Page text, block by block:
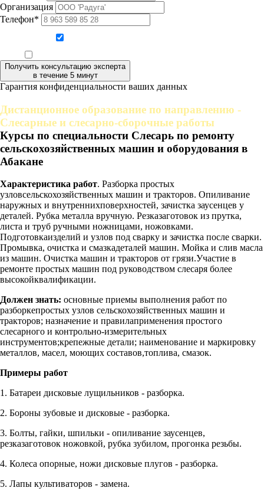
Организация
Телефон*
Получить консультацию эксперта
в течение 5 минут
Гарантия конфиденциальности ваших данных
Дистанционное образование по направлению -
Слесарные и слесарно-сборочные работы
Курсы по специальности Слесарь по ремонту
сельскохозяйственных машин и оборудования в
Абакане
Характеристика работ. Разборка простых
узловсельскохозяйственных машин и тракторов. Опиливание
наружных и внутреннихповерхностей, зачистка заусенцев у
деталей. Рубка металла вручную. Резказаготовок из прутка,
листа и труб ручными ножницами, ножовками.
Подготовкаизделий и узлов под сварку и зачистка после сварки.
Промывка, очистка и смазкадеталей машин. Мойка и слив масла
из машин. Очистка машин и тракторов от грязи.Участие в
ремонте простых машин под руководством слесаря более
высокойквалификации.
Должен знать: основные приемы выполнения работ по
разборкепростых узлов сельскохозяйственных машин и
тракторов; назначение и правилаприменения простого
слесарного и контрольно-измерительных
инструментов;крепежные детали; наименование и маркировку
металлов, масел, моющих составов,топлива, смазок.
Примеры работ
1. Батареи дисковые лущильников - разборка.
2. Бороны зубовые и дисковые - разборка.
3. Болты, гайки, шпильки - опиливание заусенцев,
резказаготовок ножовкой, рубка зубилом, прогонка резьбы.
4. Колеса опорные, ножи дисковые плугов - разборка.
5. Лапы культиваторов - замена.